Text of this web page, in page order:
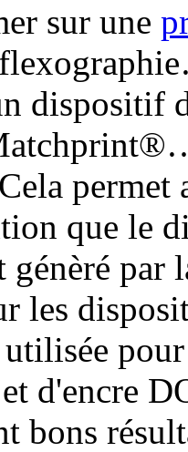
sur une
dispositif
permet
que le
génèré
les
utilisée
d'encre
bons